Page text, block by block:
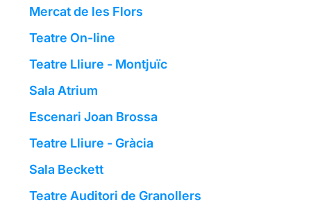
Mercat de les Flors
Teatre On-line
Teatre Lliure - Montjuïc
Sala Atrium
Escenari Joan Brossa
Teatre Lliure - Gràcia
Sala Beckett
Teatre Auditori de Granollers